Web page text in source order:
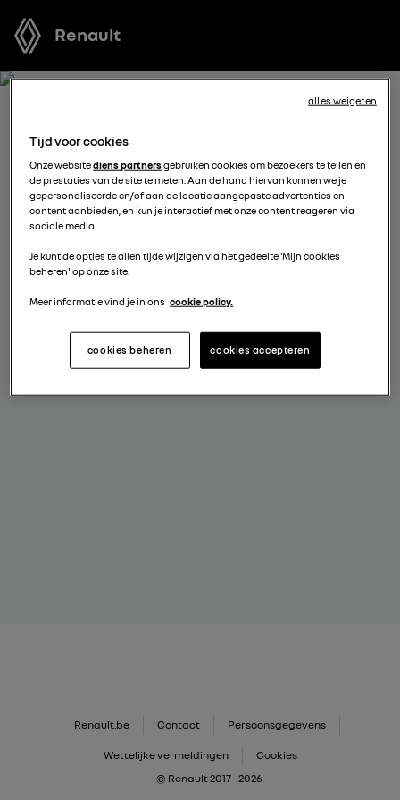
Renault
ONTVANG GRATIS JOUW
OFFERTE VOOR CAPTUR
We staan tot je beschikking om je de meest voordelige
offerte voor te stellen, met financieringsmogelijkheden
aangepast aan jouw situatie en met nuttig advies voor
kies een verdeler
Renault.be Contact Persoonsgegevens
Wettelijke vermeldingen
Cookies
© Renault 2017 - 2026
Tijd voor cookies
Onze websitediens partnersgebruiken cookies om bezoekers te tellen en
de prestaties van de site te meten. Aan de hand hiervan kunnen we je
gepersonaliseerde en/of aan de locatie aangepaste advertenties en
content aanbieden, en kun je interactief met onze content reageren via
sociale media.
Je kunt de opties te allen tijde wijzigen via het gedeelte 'Mijn cookies
beheren' op onze site.
Meer informatie vind je in ons cookie policy.
cookies accepteren
cookies beheren
alles weigeren